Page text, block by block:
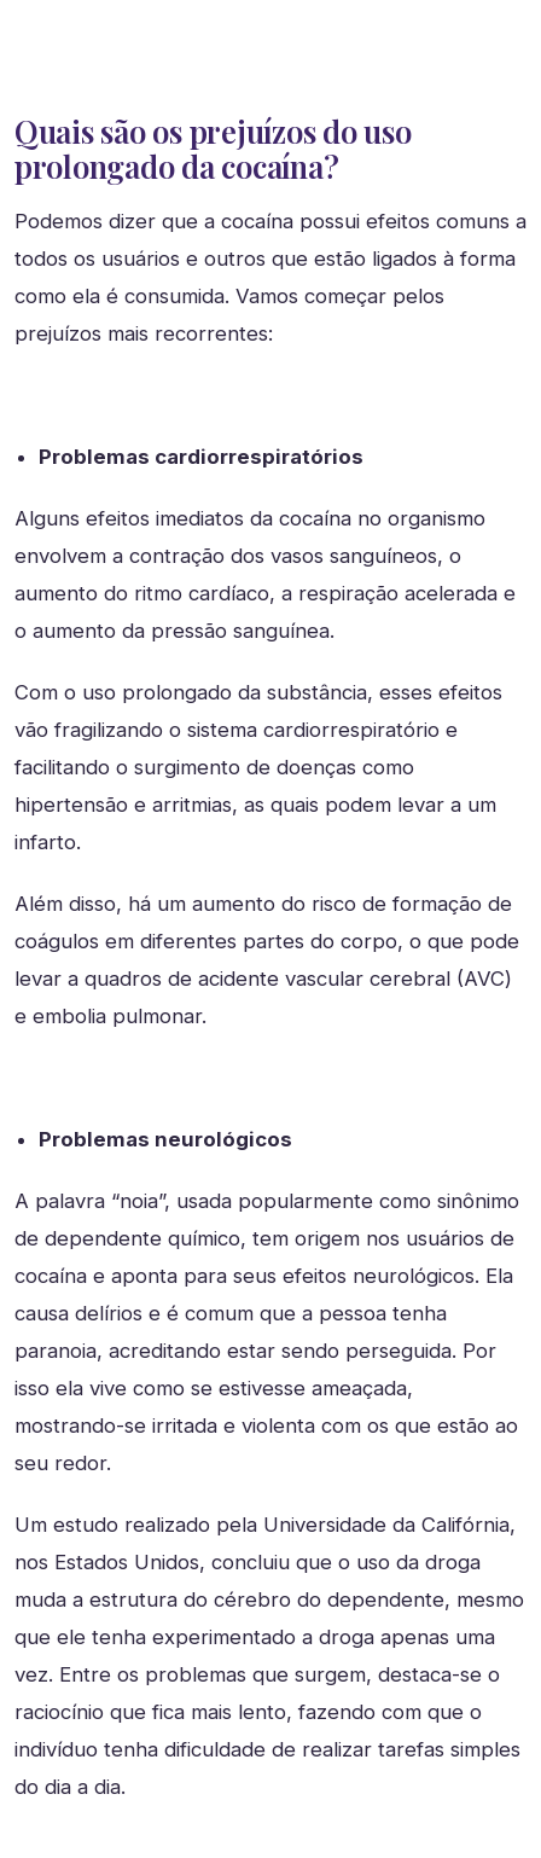
Quais são os prejuízos do uso
prolongado da cocaína?
Podemos dizer que a cocaína possui efeitos comuns a
todos os usuários e outros que estão ligados à forma
como ela é consumida. Vamos começar pelos
prejuízos mais recorrentes:
Problemas cardiorrespiratórios
Alguns efeitos imediatos da cocaína no organismo
envolvem a contração dos vasos sanguíneos, o
aumento do ritmo cardíaco, a respiração acelerada e
o aumento da pressão sanguínea.
Com o uso prolongado da substância, esses efeitos
vão fragilizando o sistema cardiorrespiratório e
facilitando o surgimento de doenças como
hipertensão e arritmias, as quais podem levar a um
infarto.
Além disso, há um aumento do risco de formação de
coágulos em diferentes partes do corpo, o que pode
levar a quadros de acidente vascular cerebral (AVC)
e embolia pulmonar.
Problemas neurológicos
A palavra “noia”, usada popularmente como sinônimo
de dependente químico, tem origem nos usuários de
cocaína e aponta para seus efeitos neurológicos. Ela
causa delírios e é comum que a pessoa tenha
paranoia, acreditando estar sendo perseguida. Por
isso ela vive como se estivesse ameaçada,
mostrando-se irritada e violenta com os que estão ao
seu redor.
Um estudo realizado pela Universidade da Califórnia,
nos Estados Unidos, concluiu que o uso da droga
muda a estrutura do cérebro do dependente, mesmo
que ele tenha experimentado a droga apenas uma
vez. Entre os problemas que surgem, destaca-se o
raciocínio que fica mais lento, fazendo com que o
indivíduo tenha dificuldade de realizar tarefas simples
do dia a dia.